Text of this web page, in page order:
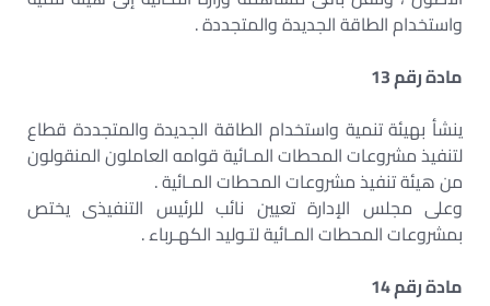
واستخدام الطاقة الجديدة والمتجددة .
مادة رقم 13
ينشأ بهيئة تنمية واستخدام الطاقة الجديدة والمتجددة قطاع
لتنفيذ مشروعات المحطات المـائية قوامه العاملون المنقولون
من هيئة تنفيذ مشروعات المحطات المـائية .
وعلى مجلس الإدارة تعيين نائب للرئيس التنفيذى يختص
بمشروعات المحطات المـائية لتـوليد الكهـرباء .
مادة رقم 14